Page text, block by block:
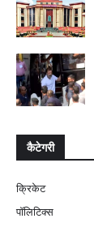
कैटेगरी
क्रिकेट
पॉलिटिक्स